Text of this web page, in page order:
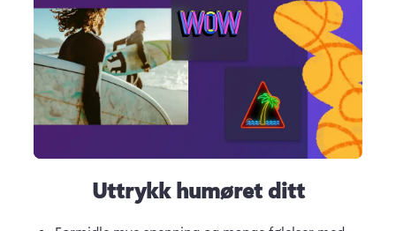
Uttrykk humøret ditt